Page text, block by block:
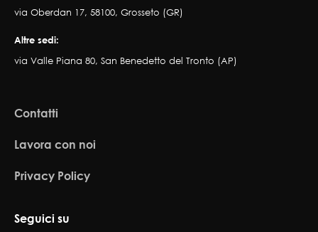
via Oberdan 17, 58100, Grosseto (GR)
Altre sedi:
via Valle Piana 80, San Benedetto del Tronto (AP)
Contatti
Lavora con noi
Privacy Policy
Seguici su